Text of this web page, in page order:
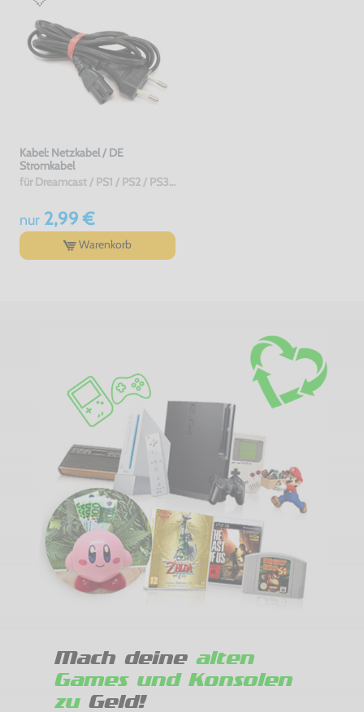
Kabel: Netzkabel / DE
Stromkabel
für Dreamcast / PS1 / PS2 / PS3 / PS4 / Saturn / Xbox / 3DO, gebraucht
nur2,99 €
Warenkorb
Mach deine alten
Games und Konsolen
zuGeld!